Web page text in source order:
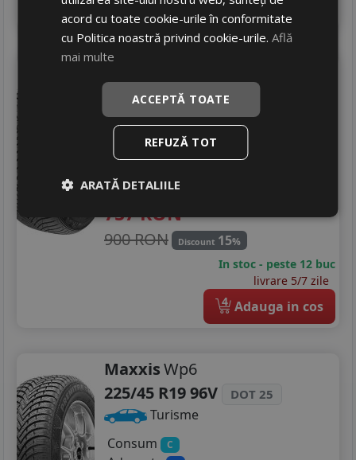
Adauga in cos
225/45 R19 96V
Turisme
Consum C
Aderenta
Zgomot A
757RON
900 RON Discount 15%
In stoc - peste 12 buc
livrare 5/7 zile
4 Adauga in cos
MaxxisWp6
225/45 R19 96V
DOT 25
Turisme
Consum
C
acord cu toate cookie-urile în conformitate
cu Politica noastră privind cookie-urile.Află
mai multe
ACCEPTĂ TOATE
REFUZĂ TOT
ARATĂ DETALIILE